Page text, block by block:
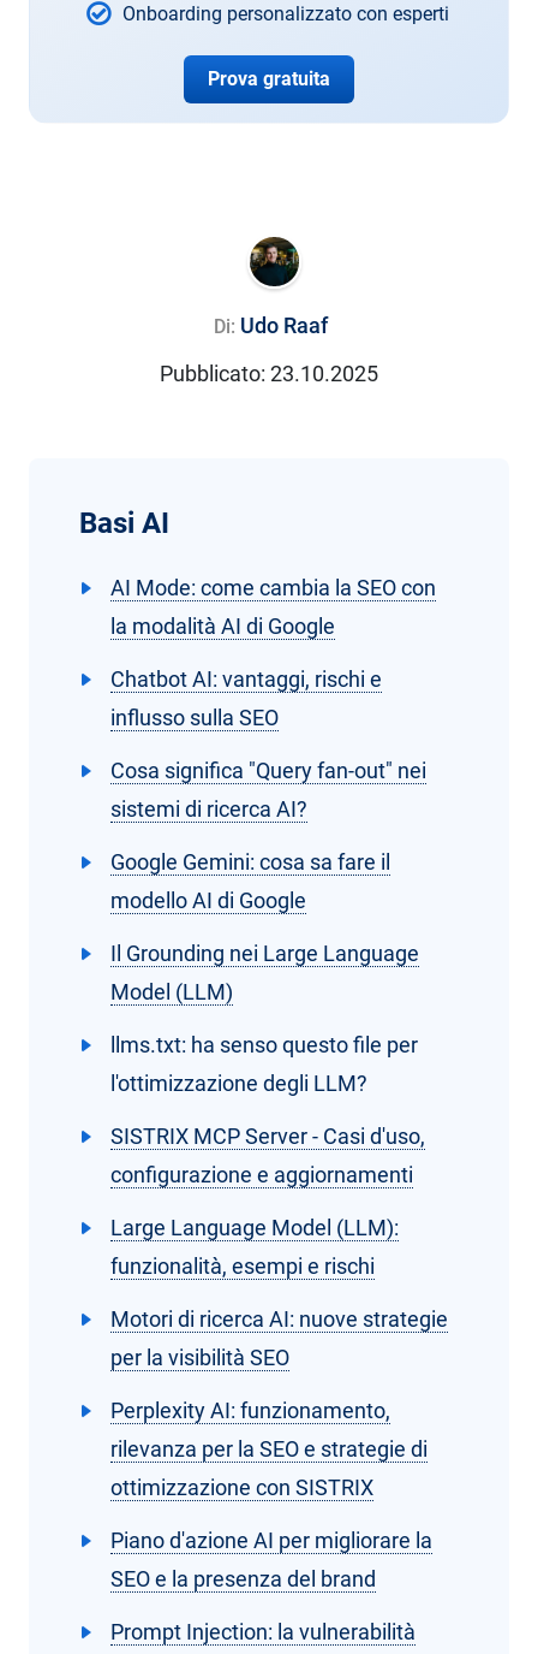
Onboarding personalizzato con esperti
Prova gratuita
Di: Udo Raaf
Pubblicato: 23.10.2025
Basi AI
AI Mode: come cambia la SEO con
la modalità AI di Google
Chatbot AI: vantaggi, rischi e
influsso sulla SEO
Cosa significa "Query fan-out" nei
sistemi di ricerca AI?
Google Gemini: cosa sa fare il
modello AI di Google
Il Grounding nei Large Language
Model (LLM)
llms.txt: ha senso questo file per
l'ottimizzazione degli LLM?
SISTRIX MCP Server - Casi d'uso,
configurazione e aggiornamenti
Large Language Model (LLM):
funzionalità, esempi e rischi
Motori di ricerca AI: nuove strategie
per la visibilità SEO
Perplexity AI: funzionamento,
rilevanza per la SEO e strategie di
ottimizzazione con SISTRIX
Piano d'azione AI per migliorare la
SEO e la presenza del brand
Prompt Injection: la vulnerabilità